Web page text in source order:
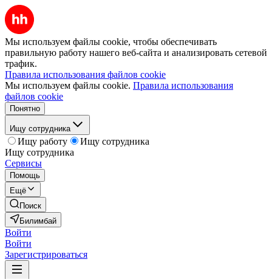
Мы используем файлы cookie, чтобы обеспечивать
правильную работу нашего веб-сайта и анализировать сетевой
трафик.
Правила использования файлов cookie
Мы используем файлы cookie. Правила использования
файлов cookie
Понятно
Ищу сотрудника
Ищу работу
Ищу сотрудника
Ищу сотрудника
Сервисы
Помощь
Ещё
Поиск
Билимбай
Войти
Войти
Зарегистрироваться